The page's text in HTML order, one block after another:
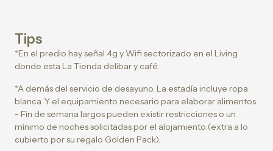
Tips
*En el predio hay señal 4g y Wifi sectorizado en el Living
donde esta La Tienda delibar y café.
*A demás del servicio de desayuno. La estadía incluye ropa
blanca. Y el equipamiento necesario para elaborar alimentos.
- Fin de semana largos pueden existir restricciones o un
mínimo de noches solicitadas por el alojamiento (extra a lo
cubierto por su regalo Golden Pack).